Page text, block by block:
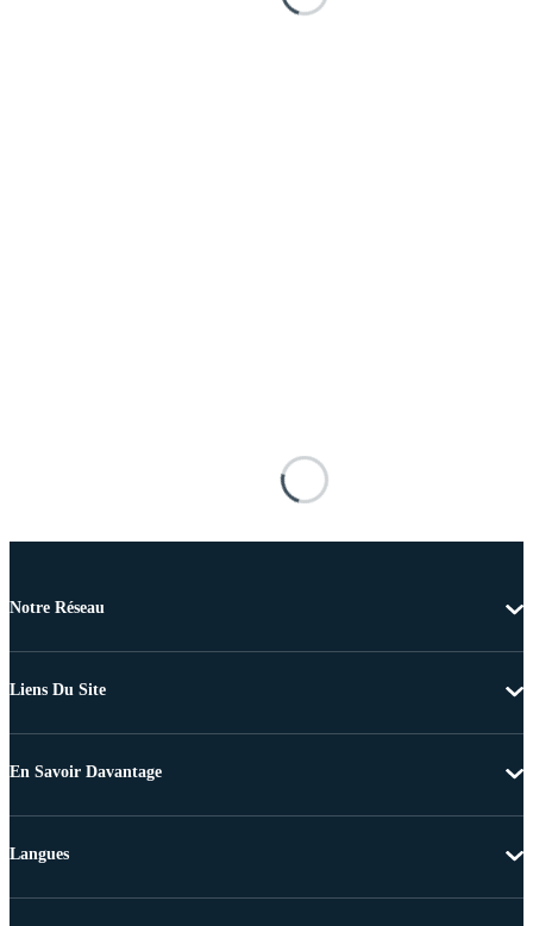
Notre Réseau
Liens Du Site
En Savoir Davantage
Langues